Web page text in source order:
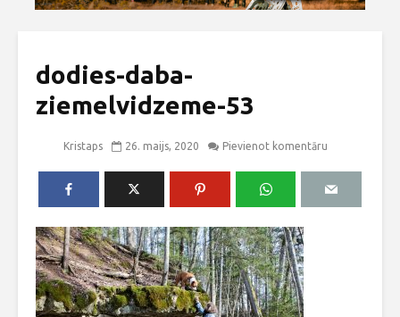
dodies-daba-
ziemelvidzeme-53
Kristaps 26. maijs, 2020 Pievienot komentāru